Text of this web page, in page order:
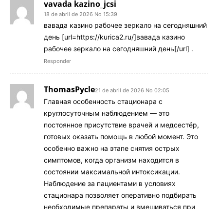
vavada kazino_jcsi
18 de abril de 2026 No 15:39
вавада казино рабочее зеркало на сегодняшний
день [url=https://kurica2.ru/]вавада казино
рабочее зеркало на сегодняшний день[/url] .
Responder
ThomasPycle21 de abril de 2026 No 02:05
Главная особенность стационара с
круглосуточным наблюдением — это
постоянное присутствие врачей и медсестёр,
готовых оказать помощь в любой момент. Это
особенно важно на этапе снятия острых
симптомов, когда организм находится в
состоянии максимальной интоксикации.
Наблюдение за пациентами в условиях
стационара позволяет оперативно подбирать
необходимые препараты и вмешиваться при